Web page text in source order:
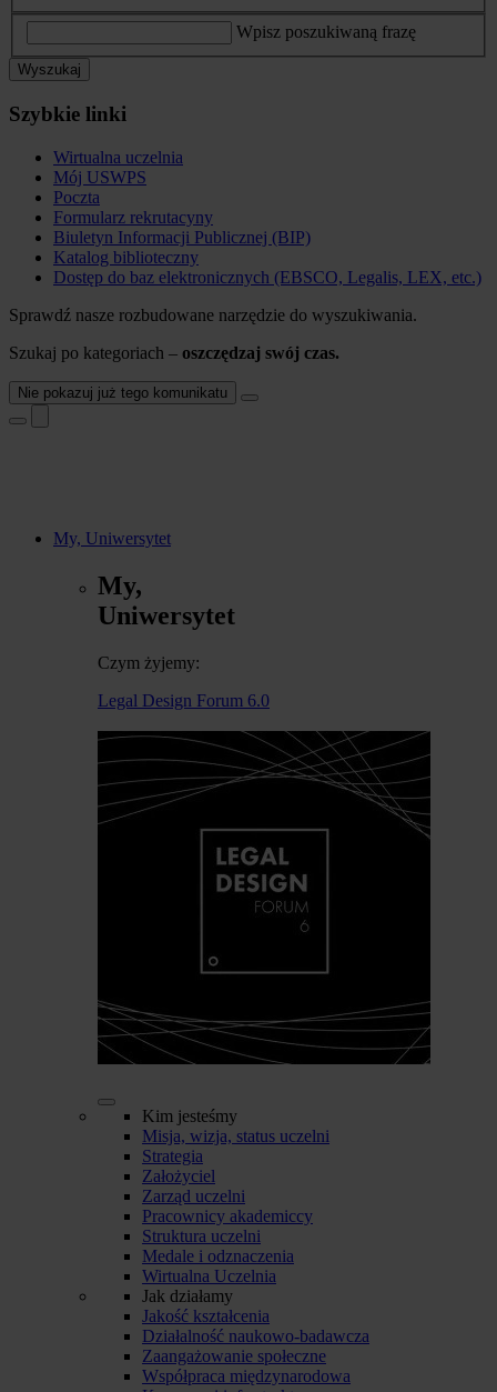
Wpisz poszukiwaną frazę
Wyszukaj
Szybkie linki
Wirtualna uczelnia
Mój USWPS
Poczta
Formularz rekrutacyny
Biuletyn Informacji Publicznej (BIP)
Katalog biblioteczny
Dostęp do baz elektronicznych (EBSCO, Legalis, LEX, etc.)
Sprawdź nasze rozbudowane narzędzie do wyszukiwania.
Szukaj po kategoriach – oszczędzaj swój czas.
Nie pokazuj już tego komunikatu
My, Uniwersytet
My,
Uniwersytet
Czym żyjemy:
Legal Design Forum 6.0
Kim jesteśmy
Misja, wizja, status uczelni
Strategia
Założyciel
Zarząd uczelni
Pracownicy akademiccy
Struktura uczelni
Medale i odznaczenia
Wirtualna Uczelnia
Jak działamy
Jakość kształcenia
Działalność naukowo-badawcza
Zaangażowanie społeczne
Współpraca międzynarodowa